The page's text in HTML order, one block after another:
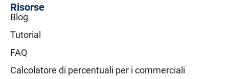
Risorse
Blog
Tutorial
FAQ
Calcolatore di percentuali per i commerciali